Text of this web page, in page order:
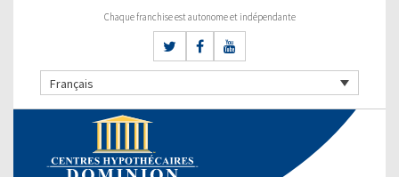
Chaque franchise est autonome et indépendante
Français